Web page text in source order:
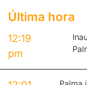
Última hora
12:19
pm